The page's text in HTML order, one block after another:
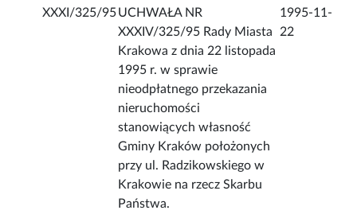
XXXI/325/95UCHWAŁA NR
XXXIV/325/95 Rady Miasta
Krakowa z dnia 22 listopada
1995 r. w sprawie
nieodpłatnego przekazania
nieruchomości
stanowiących własność
Gminy Kraków położonych
przy ul. Radzikowskiego w
Krakowie na rzecz Skarbu
Państwa.
1995-11-
22